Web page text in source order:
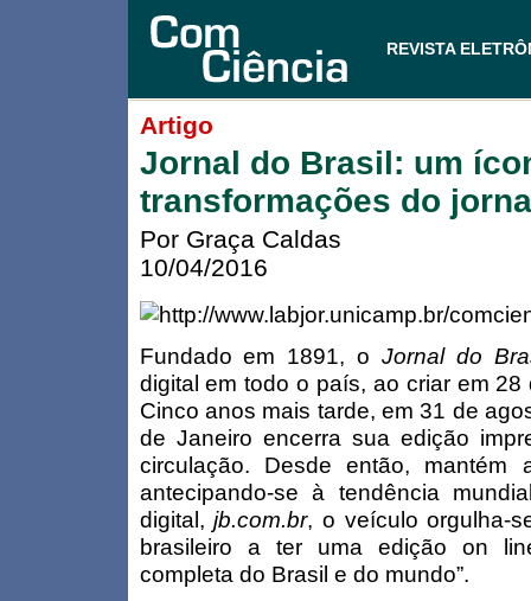
REVISTA
Artigo
Jornal do Brasil: um
transformações do
Por Graça Caldas
10/04/2016
Fundado em 1891, oJornal do
digital em todo o país, ao criar em
Cinco anos mais tarde, em 31 de
de Janeiro encerra sua edição
circulação. Desde então,
antecipando-se à tendência
digital,jb.com.br, o veículo orgulha-
brasileiro a ter uma edição on
completa do Brasil e do mundo”.